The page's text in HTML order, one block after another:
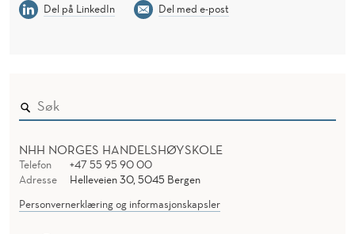
Del på LinkedIn
Del med e-post
NHH NORGES HANDELSHØYSKOLE
Telefon
+47 55 95 90 00
Adresse
Helleveien 30, 5045 Bergen
Personvernerklæring og informasjonskapsler